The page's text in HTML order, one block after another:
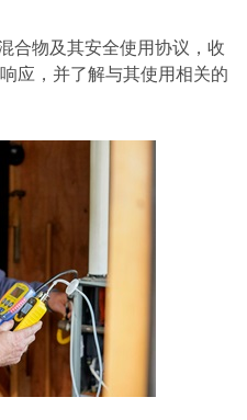
合物及其安全使用协议，收
应，并了解与其使用相关的